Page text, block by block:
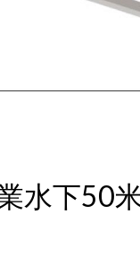
水下50